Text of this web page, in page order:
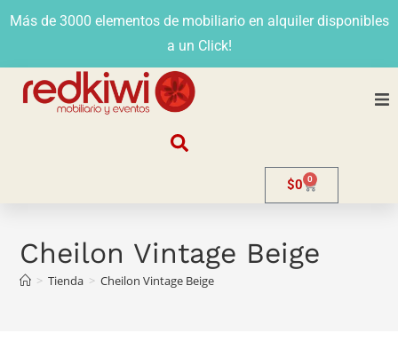
Más de 3000 elementos de mobiliario en alquiler disponibles
a un Click!
$0 0
Cheilon Vintage Beige
> Tienda > Cheilon Vintage Beige